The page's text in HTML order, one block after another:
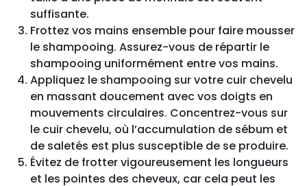
suffisante.
Frottez vos mains ensemble pour faire mousser
le shampooing. Assurez-vous de répartir le
shampooing uniformément entre vos mains.
Appliquez le shampooing sur votre cuir chevelu
en massant doucement avec vos doigts en
mouvements circulaires. Concentrez-vous sur
le cuir chevelu, où l’accumulation de sébum et
de saletés est plus susceptible de se produire.
Évitez de frotter vigoureusement les longueurs
et les pointes des cheveux, car cela peut les